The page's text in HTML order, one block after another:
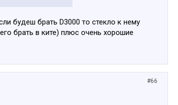
будеш брать D3000 то стекло к нему
брать в ките) плюс очень хорошие
#66